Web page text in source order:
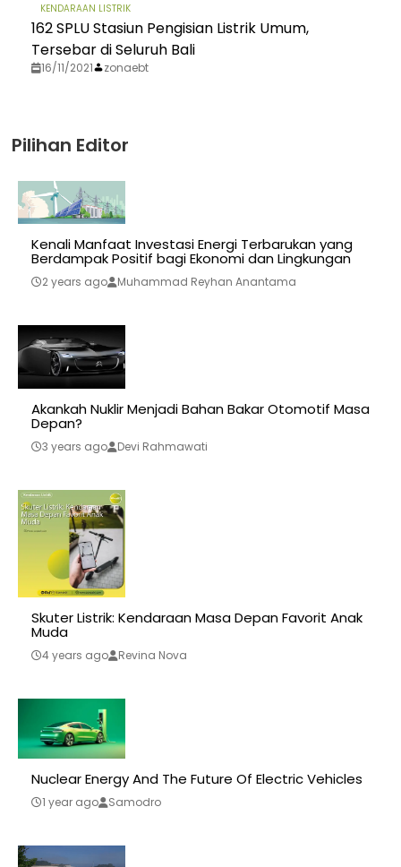
KENDARAAN LISTRIK
162 SPLU Stasiun Pengisian Listrik Umum,
Tersebar di Seluruh Bali
16/11/2021 zonaebt
Pilihan Editor
Kenali Manfaat Investasi Energi Terbarukan yang
Berdampak Positif bagi Ekonomi dan Lingkungan
2 years ago Muhammad Reyhan Anantama
Akankah Nuklir Menjadi Bahan Bakar Otomotif Masa
Depan?
3 years ago Devi Rahmawati
Skuter Listrik: Kendaraan Masa Depan Favorit Anak
Muda
4 years ago Revina Nova
Nuclear Energy And The Future Of Electric Vehicles
1 year ago Samodro